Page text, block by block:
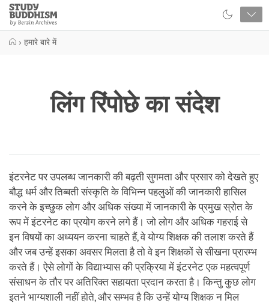
Close
Study
Buddhism
› हमारे बारे में
लिंग रिंपोछे का संदेश
इंटरनेट पर उपलब्ध जानकारी की बढ़ती सुगमता और प्रसार को देखते हुए
बौद्ध धर्म और तिब्बती संस्कृति के विभिन्न पहलुओं की जानकारी हासिल
करने के इच्छुक लोग और अधिक संख्या में जानकारी के प्रमुख स्रोत के
रूप में इंटरनेट का प्रयोग करने लगे हैं। जो लोग और अधिक गहराई से
इन विषयों का अध्ययन करना चाहते हैं, वे योग्य शिक्षक की तलाश करते हैं
और जब उन्हें इसका अवसर मिलता है तो वे इन शिक्षकों से सीखना प्रारम्भ
करते हैं। ऐसे लोगों के विद्याभ्यास की प्रक्रिया में इंटरनेट एक महत्वपूर्ण
संसाधन के तौर पर अतिरिक्त सहायता प्रदान करता है। किन्तु कुछ लोग
इतने भाग्यशाली नहीं होते, और सम्भव है कि उन्हें योग्य शिक्षक न मिल